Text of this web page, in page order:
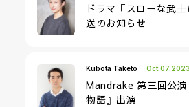
ドラマ「スローな武
送のお知らせ
Kubota Taketo Oct.07.2023
Mandrake 第三回公
物語』出演